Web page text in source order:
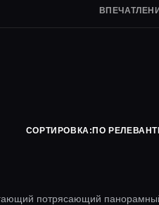
СОРТИРОВКА: ПО
потрясающий